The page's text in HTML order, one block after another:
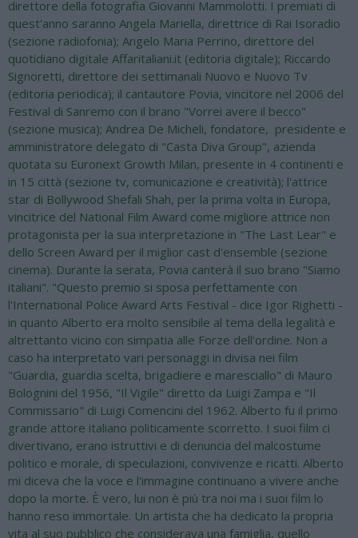
direttore della fotografia Giovanni Mammolotti. I premiati di
quest'anno saranno Angela Mariella, direttrice di Rai Isoradio
(sezione radiofonia); Angelo Maria Perrino, direttore del
quotidiano digitale Affaritaliani.it (editoria digitale); Riccardo
Signoretti, direttore dei settimanali Nuovo e Nuovo Tv
(editoria periodica); il cantautore Povia, vincitore nel 2006 del
Festival di Sanremo con il brano "Vorrei avere il becco"
(sezione musica); Andrea De Micheli, fondatore, presidente e
amministratore delegato di "Casta Diva Group", azienda
quotata su Euronext Growth Milan, presente in 4 continenti e
in 15 città (sezione tv, comunicazione e creatività); l'attrice
star di Bollywood Shefali Shah, per la prima volta in Europa,
vincitrice del National Film Award come migliore attrice non
protagonista per la sua interpretazione in "The Last Lear" e
dello Screen Award per il miglior cast d'ensemble (sezione
cinema). Durante la serata, Povia canterà il suo brano "Siamo
italiani". "Questo premio si sposa perfettamente con
l'International Police Award Arts Festival - dice Igor Righetti -
in quanto Alberto era molto sensibile al tema della legalità e
altrettanto vicino con simpatia alle Forze dell'ordine. Non a
caso ha interpretato vari personaggi in divisa nei film
"Guardia, guardia scelta, brigadiere e maresciallo" di Mauro
Bolognini del 1956, "Il Vigile" diretto da Luigi Zampa e "Il
Commissario" di Luigi Comencini del 1962. Alberto fu il primo
grande attore italiano politicamente scorretto. I suoi film ci
divertivano, erano istruttivi e di denuncia del malcostume
politico e morale, di speculazioni, convivenze e ricatti. Alberto
mi diceva che la voce e l'immagine continuano a vivere anche
dopo la morte. È vero, lui non è più tra noi ma i suoi film lo
hanno reso immortale. Un artista che ha dedicato la propria
vita al suo pubblico che considerava una famiglia, quello